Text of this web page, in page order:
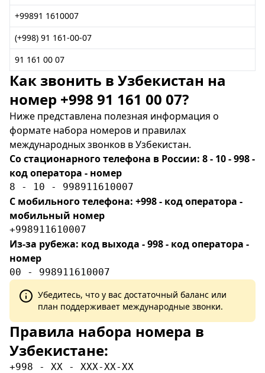
+99891 1610007
(+998) 91 161-00-07
91 161 00 07
Как звонить в Узбекистан на
номер +998 91 161 00 07?
Ниже представлена полезная информация о
формате набора номеров и правилах
международных звонков в Узбекистан.
Со стационарного телефона в России: 8 - 10 - 998 -
код оператора - номер
8 - 10 - 998911610007
С мобильного телефона: +998 - код оператора -
мобильный номер
+998911610007
Из-за рубежа: код выхода - 998 - код оператора -
номер
00 - 998911610007
Убедитесь, что у вас достаточный баланс или
план поддерживает международные звонки.
Правила набора номера в
Узбекистане:
+998 - XX - XXX-XX-XX